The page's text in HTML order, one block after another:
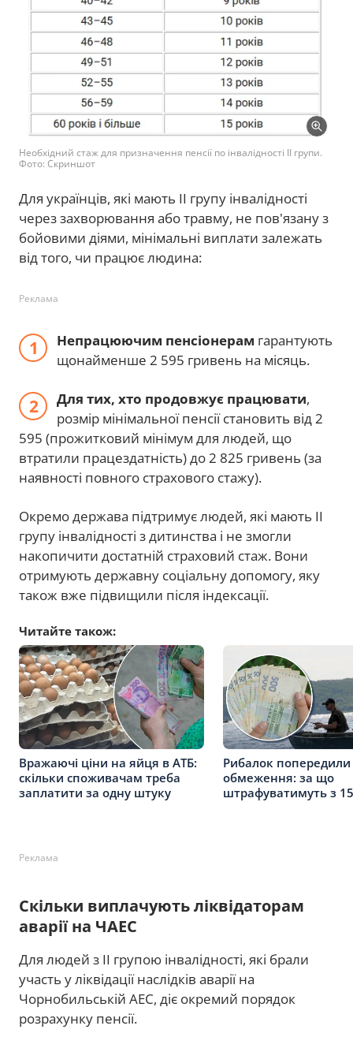
Необхідний стаж для призначення пенсії по інвалідності ІІ групи.
Фото: Скриншот
Для українців, які мають II групу інвалідності
через захворювання або травму, не пов'язану з
бойовими діями, мінімальні виплати залежать
від того, чи працює людина:
Реклама
Непрацюючим пенсіонерам гарантують
щонайменше 2 595 гривень на місяць.
Для тих, хто продовжує працювати,
розмір мінімальної пенсії становить від 2
595 (прожитковий мінімум для людей, що
втратили працездатність) до 2 825 гривень (за
наявності повного страхового стажу).
Окремо держава підтримує людей, які мають II
групу інвалідності з дитинства і не змогли
накопичити достатній страховий стаж. Вони
отримують державну соціальну допомогу, яку
також вже підвищили після індексації.
Читайте також:
Вражаючі ціни на яйця в АТБ:
скільки споживачам треба
заплатити за одну штуку
Рибалок попередили
обмеження: за що
штрафуватимуть з
Реклама
Скільки виплачують ліквідаторам
аварії на ЧАЕС
Для людей з II групою інвалідності, які брали
участь у ліквідації наслідків аварії на
Чорнобильській АЕС, діє окремий порядок
розрахунку пенсії.